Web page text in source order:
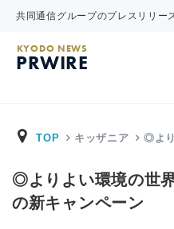
共同通信グループのプレスリリー
KYODO NEWS
PRWIRE
TOP キッザニア ◎よ
◎よりよい環境の
の新キャンペーン